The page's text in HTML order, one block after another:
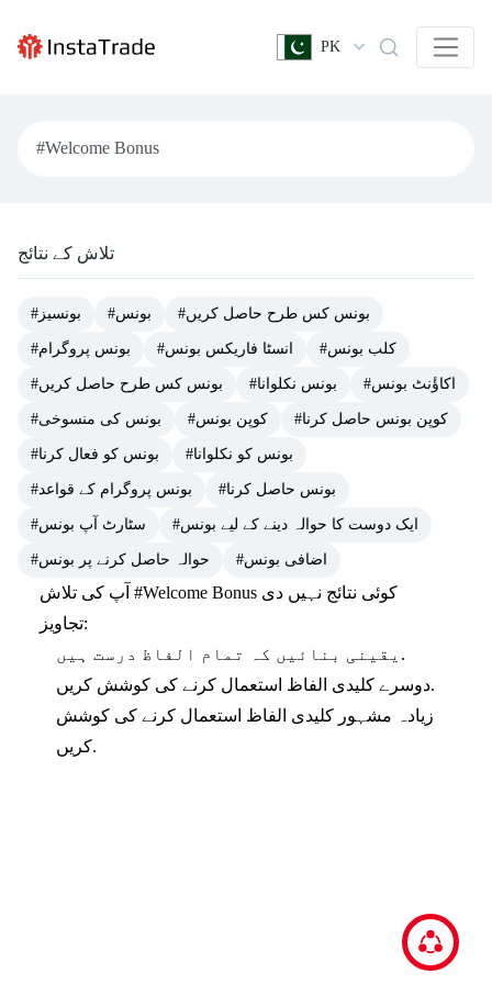
PK
تلاش کے نتائج
#بونسیز #بونس #بونس کس طرح حاصل کریں
#بونس پروگرام #انسٹا فاریکس بونس #کلب بونس
#بونس کس طرح حاصل کریں #بونس نکلوانا #اکاؤٔنٹ بونس
#بونس کی منسوخی #کوپن بونس #کوپن بونس حاصل کرنا
#بونس کو فعال کرنا #بونس کو نکلوانا
#بونس پروگرام کے قواعد #بونس حاصل کرنا
#سٹارٹ آپ بونس #ایک دوست کا حوالہ دینے کے لیے بونس
#حوالہ حاصل کرنے پر بونس #اضافی بونس
#Welcome Bonus کوئی نتائج نہیں دی
تجاویز:
یقینی بنائیں کہ تمام الفاظ درست ہیں.
دوسرے کلیدی الفاظ استعمال کرنے کی کوشش کریں.
زیادہ مشہور کلیدی الفاظ استعمال کرنے کی کوشش
کریں.